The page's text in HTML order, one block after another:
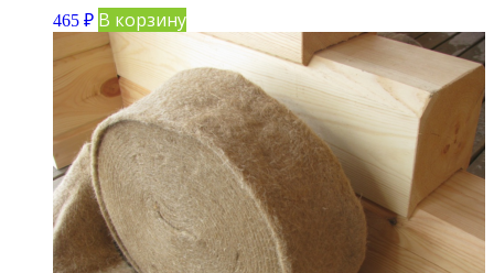
465 ₽ В корзину